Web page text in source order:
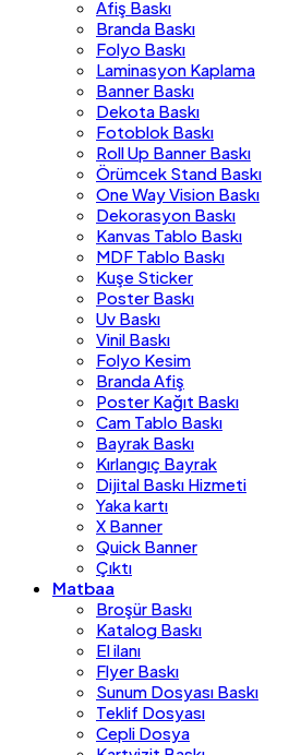
Afiş Baskı
Branda Baskı
Folyo Baskı
Laminasyon Kaplama
Banner Baskı
Dekota Baskı
Fotoblok Baskı
Roll Up Banner Baskı
Örümcek Stand Baskı
One Way Vision Baskı
Dekorasyon Baskı
Kanvas Tablo Baskı
MDF Tablo Baskı
Kuşe Sticker
Poster Baskı
Uv Baskı
Vinil Baskı
Folyo Kesim
Branda Afiş
Poster Kağıt Baskı
Cam Tablo Baskı
Bayrak Baskı
Kırlangıç Bayrak
Dijital Baskı Hizmeti
Yaka kartı
X Banner
Quick Banner
Çıktı
Matbaa
Broşür Baskı
Katalog Baskı
El ilanı
Flyer Baskı
Sunum Dosyası Baskı
Teklif Dosyası
Cepli Dosya